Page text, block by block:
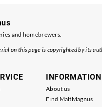
and homebrewers.
on this page is copyrighted by its
INFORMATION
About us
Find MaltMagnus